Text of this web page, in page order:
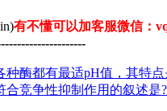
有不懂可以加客服微信：
种酶都有最适pH值，其特点
合竞争性抑制作用的叙述是